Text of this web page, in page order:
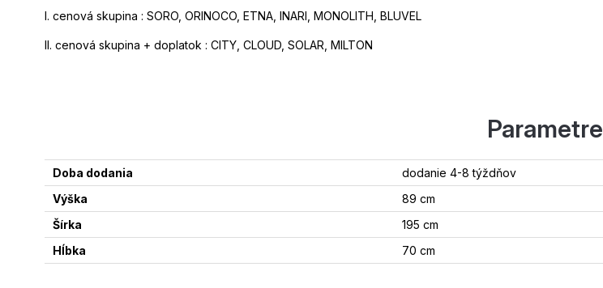
I. cenová skupina : SORO, ORINOCO, ETNA, INARI, MONOLITH, BLUVEL
II. cenová skupina + doplatok : CITY, CLOUD, SOLAR, MILTON
Parametre
Doba dodania
dodanie 4-8 týždňov
Výška
89 cm
Šírka
195 cm
Hĺbka
70 cm